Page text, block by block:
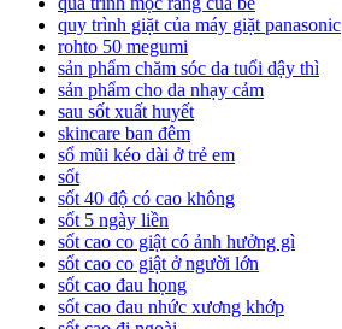
quy trình giặt của máy giặt panasonic
rohto 50 megumi
sản phẩm chăm sóc da tuổi dậy thì
sản phẩm cho da nhạy cảm
sau sốt xuất huyết
skincare ban đêm
sổ mũi kéo dài ở trẻ em
sốt
sốt 40 độ có cao không
sốt 5 ngày liền
sốt cao co giật có ảnh hưởng gì
sốt cao co giật ở người lớn
sốt cao đau họng
sốt cao đau nhức xương khớp